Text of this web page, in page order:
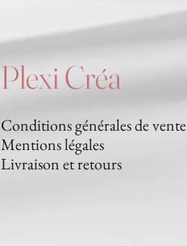
Plexi Créa
Conditions générales de vente
Mentions légales
Livraison et retours